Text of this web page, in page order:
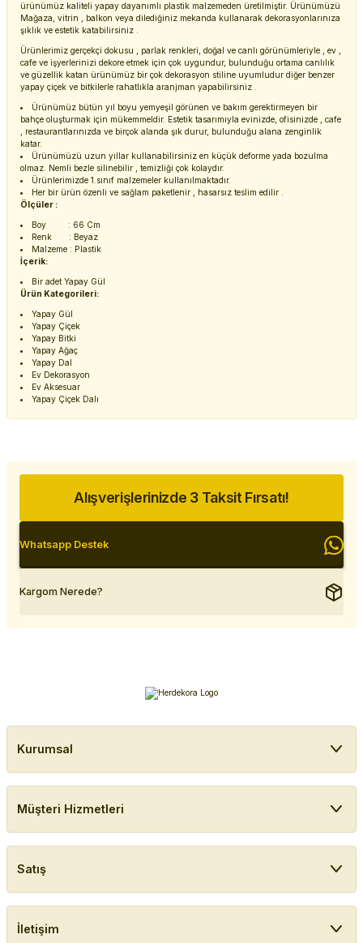
ürünümüz kaliteli yapay dayanımlı plastik malzemeden üretilmiştir. Ürünümüzü
Mağaza, vitrin , balkon veya dilediğiniz mekanda kullanarak dekorasyonlarınıza
şıklık ve estetik katabilirsiniz .
Ürünlerimiz gerçekçi dokusu , parlak renkleri, doğal ve canlı görünümleriyle , ev ,
cafe ve işyerlerinizi dekore etmek için çok uygundur, bulunduğu ortama canlılık
ve güzellik katan ürünümüz bir çok dekorasyon stiline uyumludur diğer benzer
yapay çiçek ve bitkilerle rahatlıkla aranjman yapabilirsiniz .
Ürünümüz bütün yıl boyu yemyeşil görünen ve bakım gerektirmeyen bir
bahçe oluşturmak için mükemmeldir. Estetik tasarımıyla evinizde, ofisinizde , cafe
, restaurantlarınızda ve birçok alanda şık durur, bulunduğu alana zenginlik
katar.
Ürünümüzü uzun yıllar kullanabilirsiniz en küçük deforme yada bozulma
olmaz. Nemli bezle silinebilir , temizliği çok kolaydır.
Ürünlerimizde 1.sınıf malzemeler kullanılmaktadır.
Her bir ürün özenli ve sağlam paketlenir , hasarsız teslim edilir .
Ölçüler :
Boy : 66 Cm
Renk : Beyaz
Malzeme : Plastik
İçerik:
Bir adet Yapay Gül
Ürün Kategorileri:
Yapay Gül
Yapay Çiçek
Yapay Bitki
Yapay Ağaç
Yapay Dal
Ev Dekorasyon
Ev Aksesuar
Yapay Çiçek Dalı
Alışverişlerinizde 3 Taksit Fırsatı!
Whatsapp Destek
Kargom Nerede?
Kurumsal
Müşteri Hizmetleri
Satış
İletişim